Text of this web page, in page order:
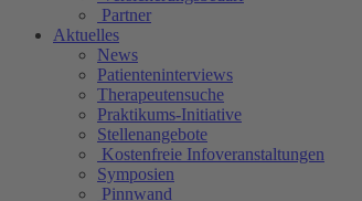
Partner
Aktuelles
News
Patienteninterviews
Therapeutensuche
Praktikums-Initiative
Stellenangebote
Kostenfreie Infoveranstaltungen
Symposien
Pinnwand